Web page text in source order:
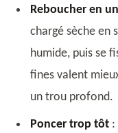
Reboucher en
chargé sèche en
humide, puis se
fines valent
un trou profond.
Poncer trop tôt :